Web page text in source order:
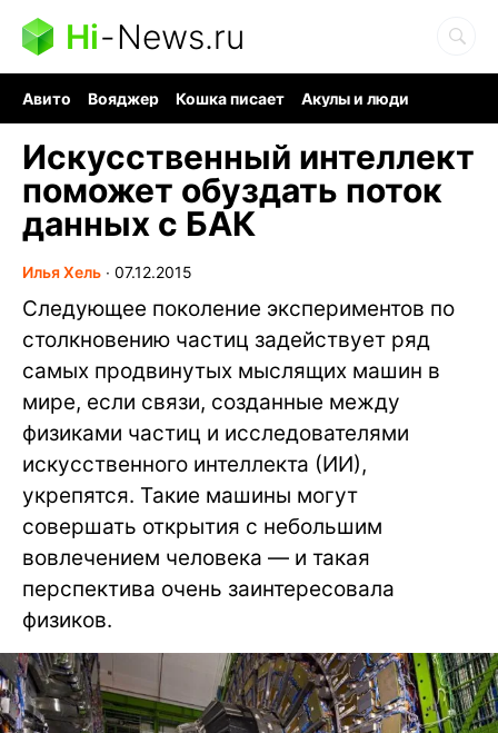
Hi-News.ru
Авито Вояджер Кошка писает
Акулы и люди
Искусственный интеллект
поможет обуздать поток
данных с БАК
Илья Хель ∙ 07.12.2015
Следующее поколение экспериментов по
столкновению частиц задействует ряд
самых продвинутых мыслящих машин в
мире, если связи, созданные между
физиками частиц и исследователями
искусственного интеллекта (ИИ),
укрепятся. Такие машины могут
совершать открытия с небольшим
вовлечением человека — и такая
перспектива очень заинтересовала
физиков.